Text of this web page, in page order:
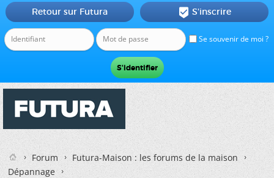
Se souvenir de moi ?
Retour sur Futura  S'inscrire
Forum
Futura-Maison : les forums de la maison
Dépannage